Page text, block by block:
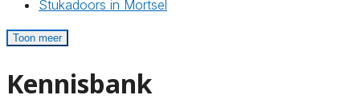
Stukadoors in Mortsel
Toon meer
Kennisbank